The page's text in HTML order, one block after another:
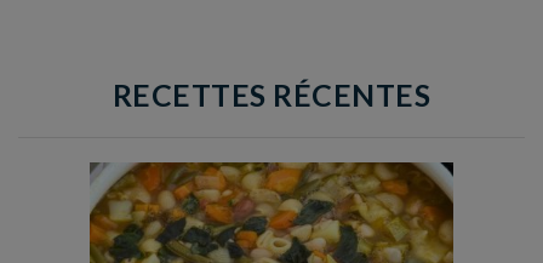
RECETTES RÉCENTES